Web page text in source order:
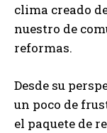
clima creado
nuestro de
reformas.
Desde su
un poco de
el paquete de